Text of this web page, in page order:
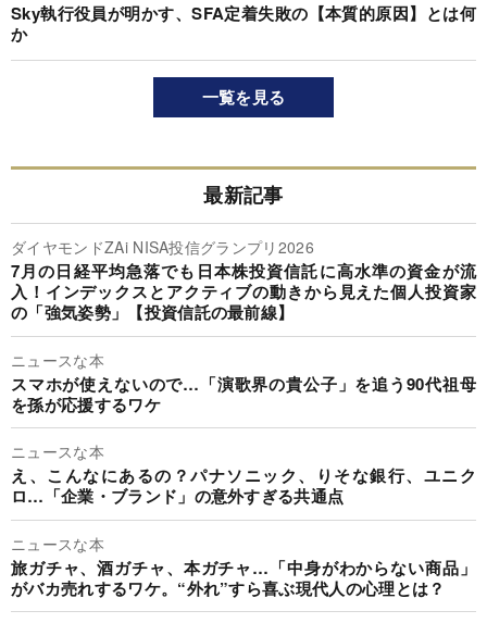
Sky執行役員が明かす、SFA定着失敗の【本質的原因】とは何
か
一覧を見る
最新記事
ダイヤモンドZAi NISA投信グランプリ2026
7月の日経平均急落でも日本株投資信託に高水準の資金が流
入！インデックスとアクティブの動きから見えた個人投資家
の「強気姿勢」【投資信託の最前線】
ニュースな本
スマホが使えないので…「演歌界の貴公子」を追う90代祖母
を孫が応援するワケ
ニュースな本
え、こんなにあるの？パナソニック、りそな銀行、ユニク
ロ…「企業・ブランド」の意外すぎる共通点
ニュースな本
旅ガチャ、酒ガチャ、本ガチャ…「中身がわからない商品」
がバカ売れするワケ。“外れ”すら喜ぶ現代人の心理とは？